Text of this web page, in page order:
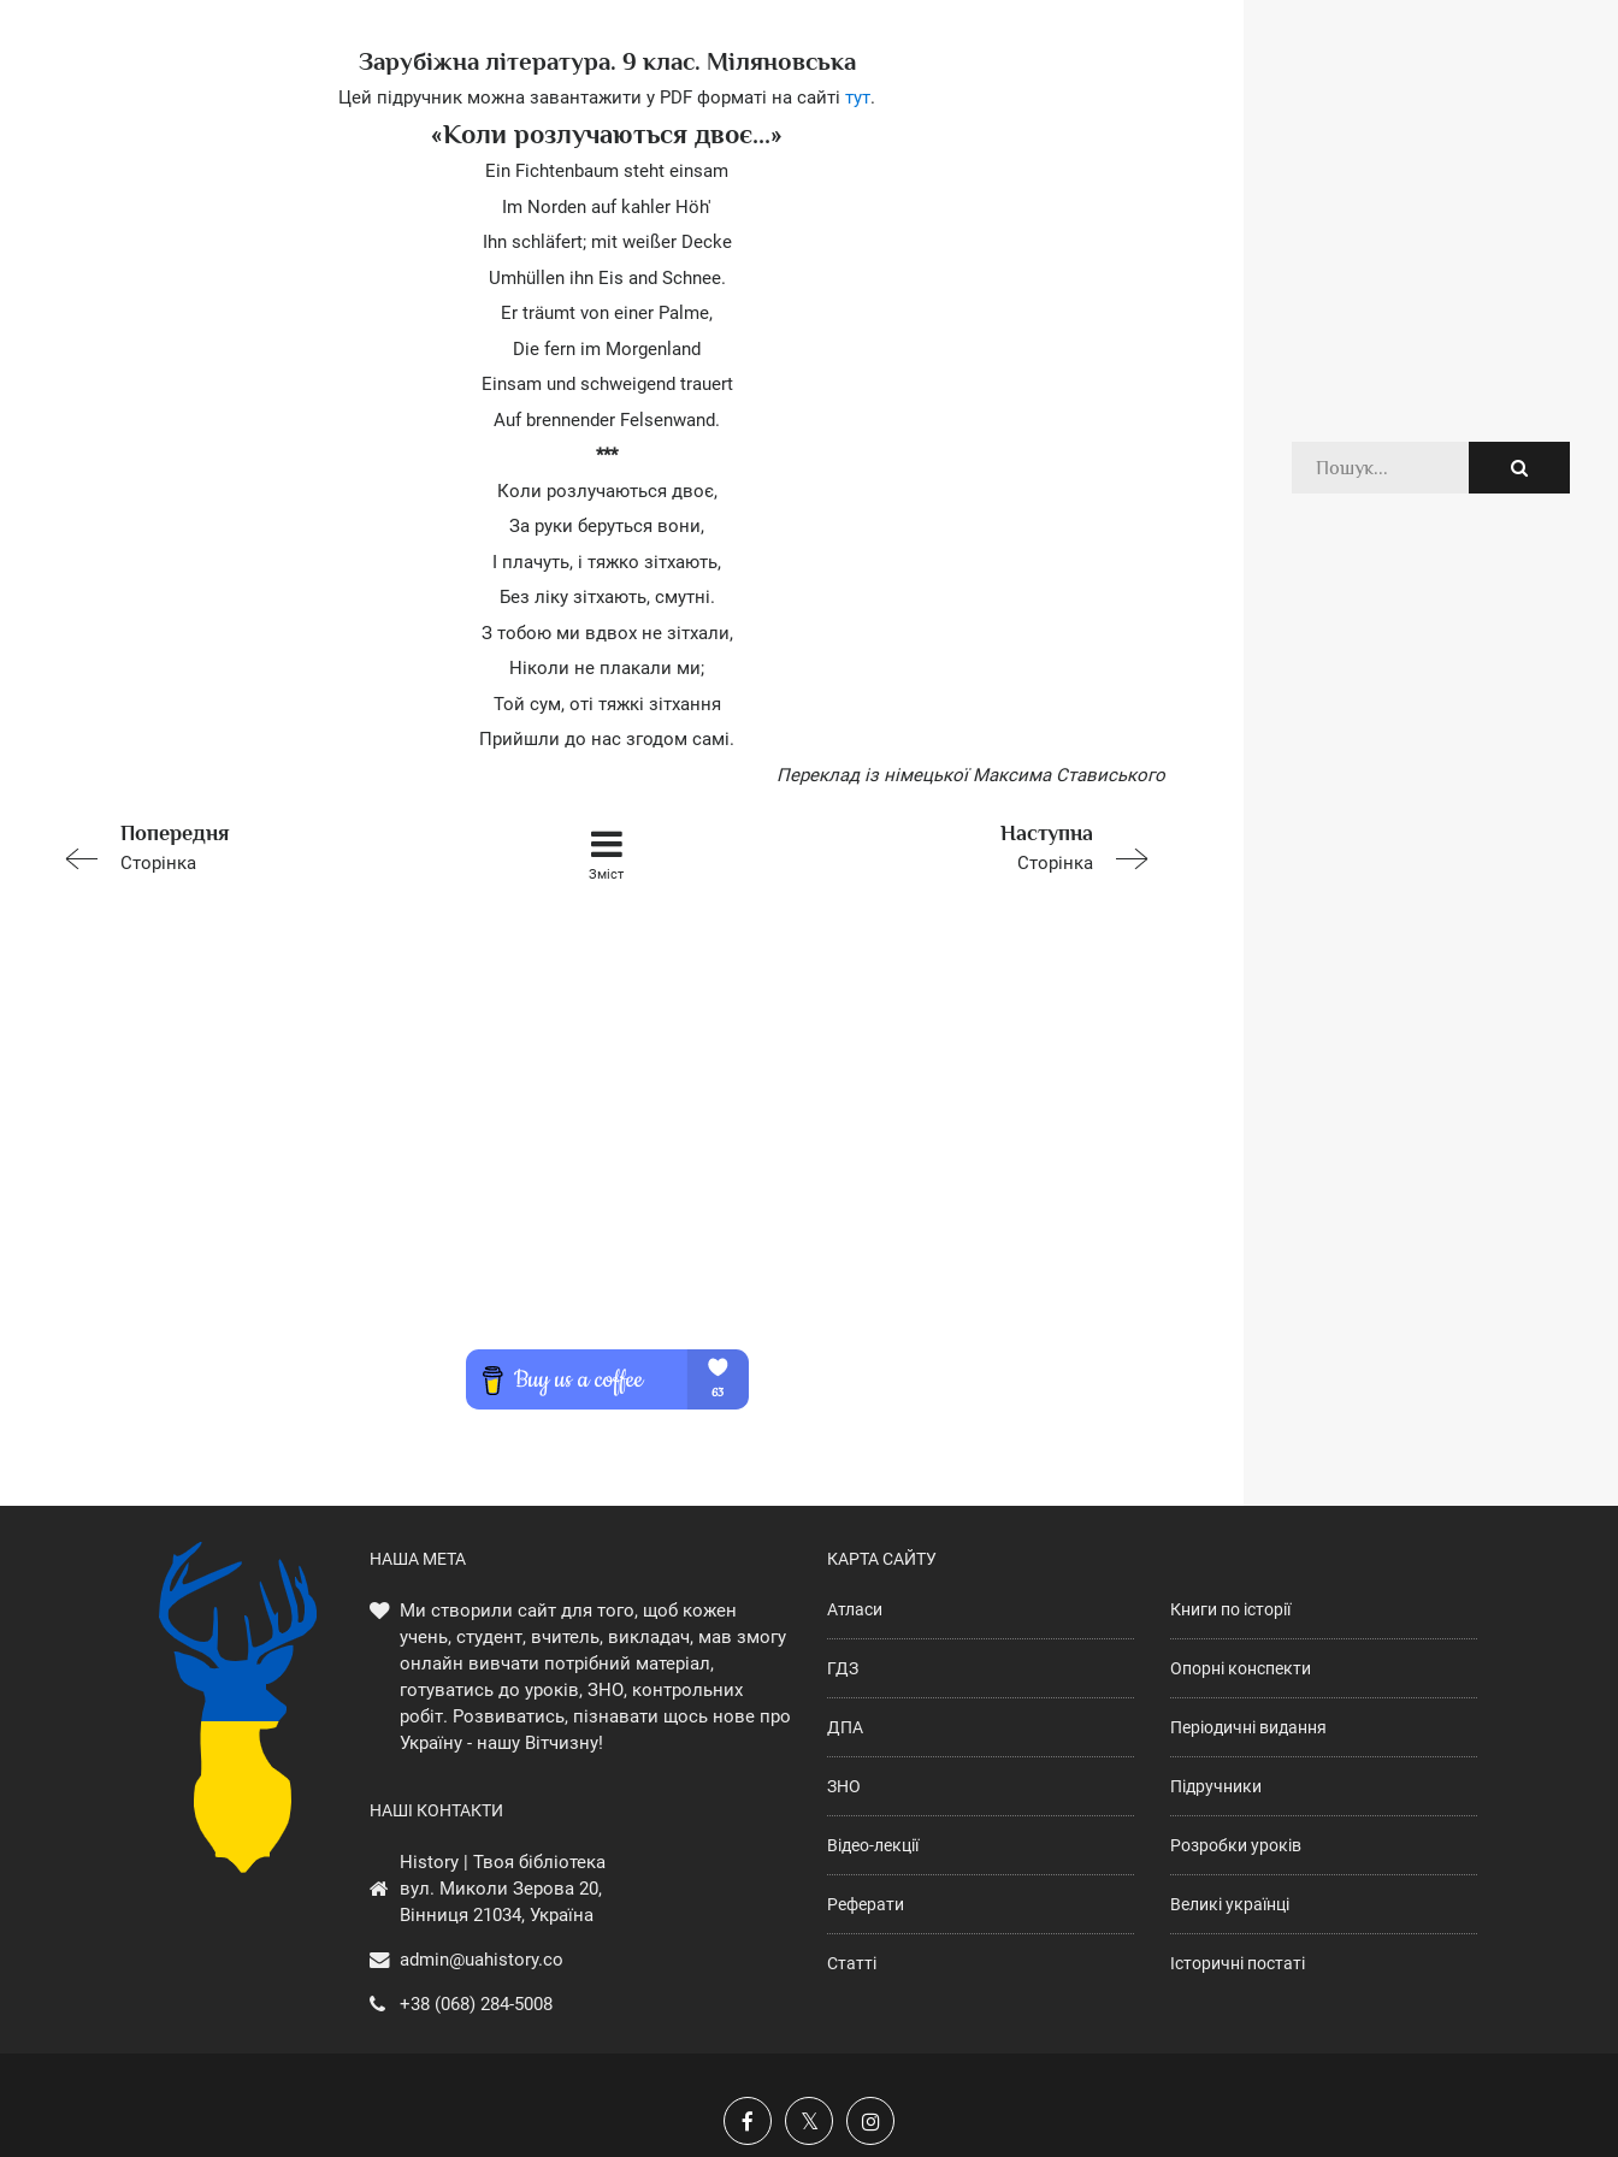
Зарубіжна література. 9 клас. Міляновська
Цей підручник можна завантажити у PDF форматі на сайті тут.
«Коли розлучаються двоє...»
Ein Fichtenbaum steht einsam
Im Norden auf kahler Höh'
Ihn schläfert; mit weißer Decke
Umhüllen ihn Eis and Schnee.
Er träumt von einer Palme,
Die fern im Morgenland
Einsam und schweigend trauert
Auf brennender Felsenwand.
***
Коли розлучаються двоє,
За руки беруться вони,
І плачуть, і тяжко зітхають,
Без ліку зітхають, смутні.
З тобою ми вдвох не зітхали,
Ніколи не плакали ми;
Той сум, оті тяжкі зітхання
Прийшли до нас згодом самі.
Переклад із німецької Максима Стависького
Попередня
Сторінка
Наступна
Сторінка
Зміст
НАША МЕТА
Ми створили сайт для того, щоб кожен
учень, студент, вчитель, викладач, мав змогу
онлайн вивчати потрібний матеріал,
готуватись до уроків, ЗНО, контрольних
робіт. Розвиватись, пізнавати щось нове про
Україну - нашу Вітчизну!
НАШІ КОНТАКТИ
History | Твоя бібліотека
вул. Миколи Зерова 20,
Вінниця 21034, Україна
admin@uahistory.co
+38 (068) 284-5008
КАРТА САЙТУ
Атласи
ГДЗ
ДПА
ЗНО
Відео-лекції
Реферати
Статті
Книги по історії
Опорні конспекти
Періодичні видання
Підручники
Розробки уроків
Великі українці
Історичні постаті